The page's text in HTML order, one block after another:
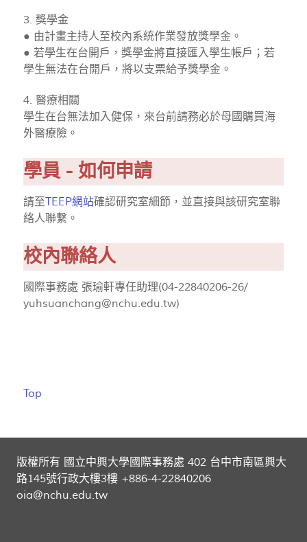
3. 獎學金
● 由計畫主持人至校內系統作業發放獎學金。
● 若學生在台開戶，獎學金將直接匯入學生帳戶；若
學生無法在台開戶，將以支票給予獎學金。
4. 醫療相關
學生在台無法加入健保，來台前請務必於母國購買海
外醫療險。
學員 - 如何申請
請至TEEP網站確認研究室細節，並直接與該研究室聯
絡人聯繫。
校內聯絡人
國際事務處 張瑜軒專任助理(04-22840206-26/
yuhsuanchang@nchu.edu.tw)
Top
版權所有 國立中興大學國際事務處 402 台中市南區興大
路145號行政大樓3樓 +886-4-22840206
oia@nchu.edu.tw